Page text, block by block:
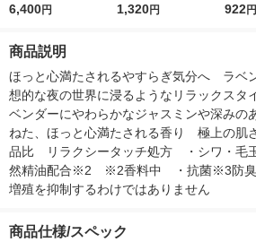
ーモニー＆ライトムス
香りづけ剤 花王
6,400円
ティングティント24
1,320円
り 詰
922円
商品説明
ほっと心満たされるやすらぎ気分へ　ラベ
想的な夜の世界に浸るようなリラックスタ
ベンダーにやわらかなジャスミンや深みの
ねた、ほっと心満たされる香り　極上の
品比　リラクシータッチ処方　・シワ・毛
然精油配合※2　※2香料中　・抗菌※3防
増殖を抑制するわけではありません
商品仕様/スペック